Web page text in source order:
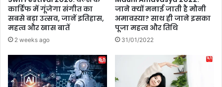
कार्डिफ में गूंजेगा संगीत का
सबसे बड़ा उत्सव, जानें इतिहास,
महत्व और खास बातें
2 weeks ago
जाने क्यों मनाई जाती है मौनी
अमावस्या? साथ ही जाने इसका
पूजा महत्व और तिथि
31/01/2022